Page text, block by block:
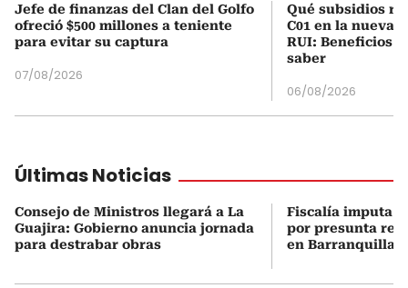
Jefe de finanzas del Clan del Golfo
ofreció $500 millones a teniente
para evitar su captura
07/08/2026
Qué subsidios
C01 en la nueva
RUI: Beneficios
saber
06/08/2026
Últimas Noticias
Consejo de Ministros llegará a La
Guajira: Gobierno anuncia jornada
para destrabar obras
Fiscalía imputa al
por presunta red
en Barranquilla y